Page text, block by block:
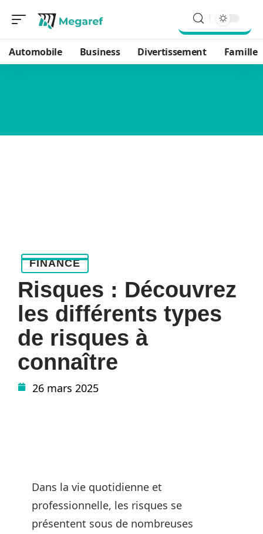
Automobile Business Divertissement Famille
FINANCE
Risques : Découvrez
les différents types
de risques à
connaître
26 mars 2025
Dans la vie quotidienne et
professionnelle, les risques se
présentent sous de nombreuses